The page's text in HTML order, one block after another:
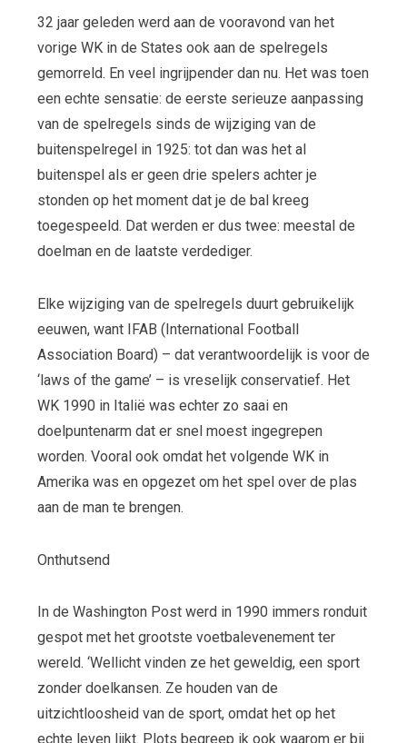
32 jaar geleden werd aan de vooravond van het
vorige WK in de States ook aan de spelregels
gemorreld. En veel ingrijpender dan nu. Het was toen
een echte sensatie: de eerste serieuze aanpassing
van de spelregels sinds de wijziging van de
buitenspelregel in 1925: tot dan was het al
buitenspel als er geen drie spelers achter je
stonden op het moment dat je de bal kreeg
toegespeeld. Dat werden er dus twee: meestal de
doelman en de laatste verdediger.
Elke wijziging van de spelregels duurt gebruikelijk
eeuwen, want IFAB (International Football
Association Board) – dat verantwoordelijk is voor de
‘laws of the game’ – is vreselijk conservatief. Het
WK 1990 in Italië was echter zo saai en
doelpuntenarm dat er snel moest ingegrepen
worden. Vooral ook omdat het volgende WK in
Amerika was en opgezet om het spel over de plas
aan de man te brengen.
Onthutsend
In de Washington Post werd in 1990 immers ronduit
gespot met het grootste voetbalevenement ter
wereld. ‘Wellicht vinden ze het geweldig, een sport
zonder doelkansen. Ze houden van de
uitzichtloosheid van de sport, omdat het op het
echte leven lijkt. Plots begreep ik ook waarom er bij